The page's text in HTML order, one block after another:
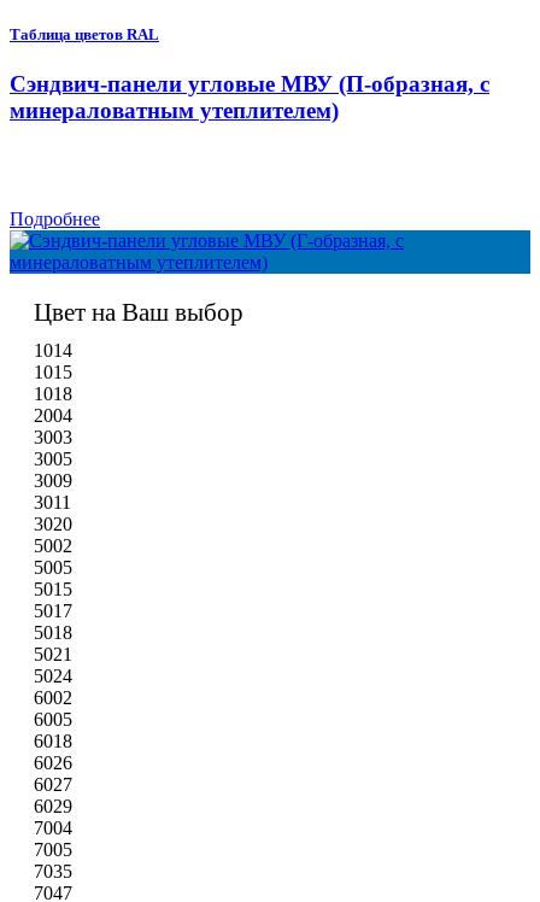
Таблица цветов RAL
Сэндвич-панели угловые МВУ (П-образная, с
минераловатным утеплителем)
Подробнее
Цвет на Ваш выбор
1014
1015
1018
2004
3003
3005
3009
3011
3020
5002
5005
5015
5017
5018
5021
5024
6002
6005
6018
6026
6027
6029
7004
7005
7035
7047